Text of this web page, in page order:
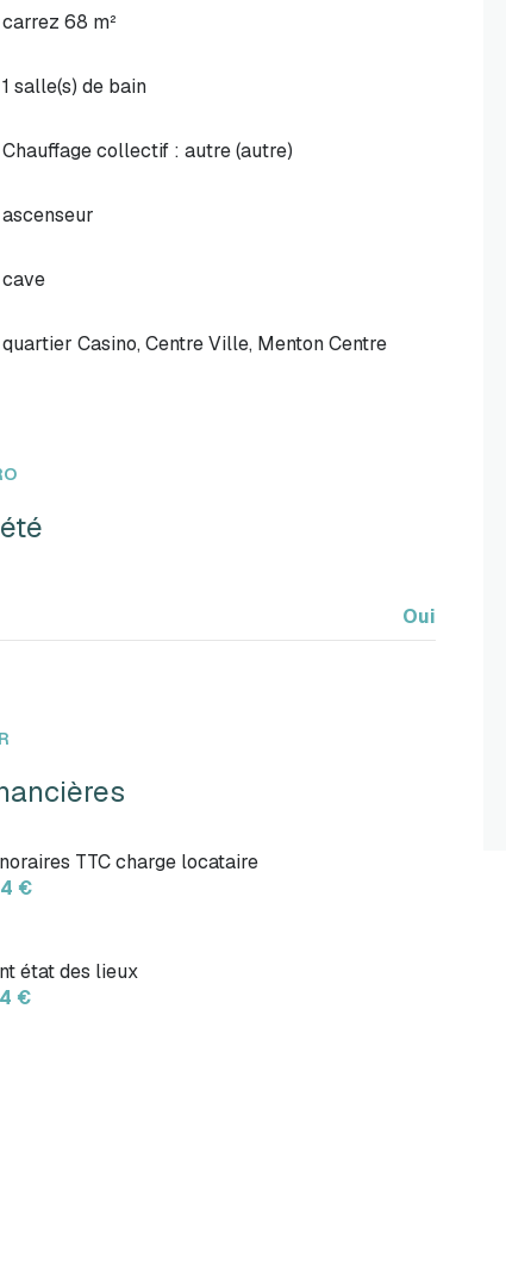
carrez 68 m²
1 salle(s) de bain
Chauffage collectif : autre (autre)
ascenseur
cave
quartier Casino, Centre Ville, Menton Centre
Oui
TTC charge locataire
€
état des lieux
€